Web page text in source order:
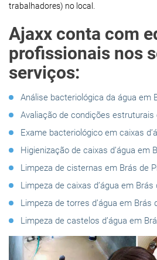
trabalhadores) no local.
Ajaxx conta com
profissionais nos
serviços:
Análise bacteriológica da água em
Avaliação de condições estruturais
Exame bacteriológico em caixas
Higienização de caixas d’água em
Limpeza de cisternas em Brás de
Limpeza de caixas d’água em Brás
Limpeza de torres d’água em Brás
Limpeza de castelos d’água em